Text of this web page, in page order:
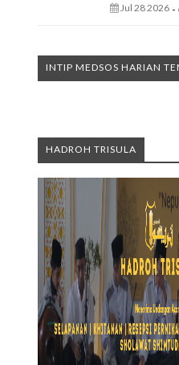
Jul 28 2026 -
INTIP MEDSOS HARIAN
HADROH TRISULA